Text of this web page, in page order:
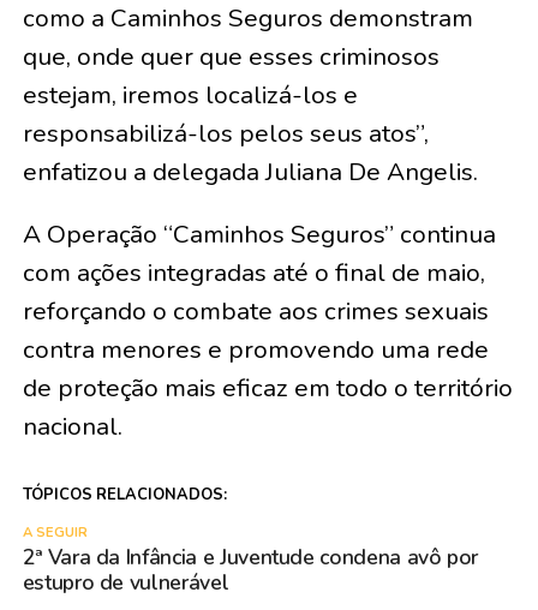
como a Caminhos Seguros demonstram
que, onde quer que esses criminosos
estejam, iremos localizá-los e
responsabilizá-los pelos seus atos”,
enfatizou a delegada Juliana De Angelis.
A Operação “Caminhos Seguros” continua
com ações integradas até o final de maio,
reforçando o combate aos crimes sexuais
contra menores e promovendo uma rede
de proteção mais eficaz em todo o território
nacional.
TÓPICOS RELACIONADOS:
A SEGUIR
2ª Vara da Infância e Juventude condena avô por
estupro de vulnerável